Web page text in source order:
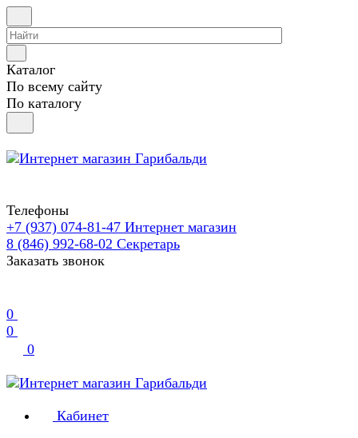
Каталог
По всему сайту
По каталогу
Телефоны
+7 (937) 074-81-47 Интернет магазин
8 (846) 992-68-02 Секретарь
Заказать звонок
0
0
0
Кабинет